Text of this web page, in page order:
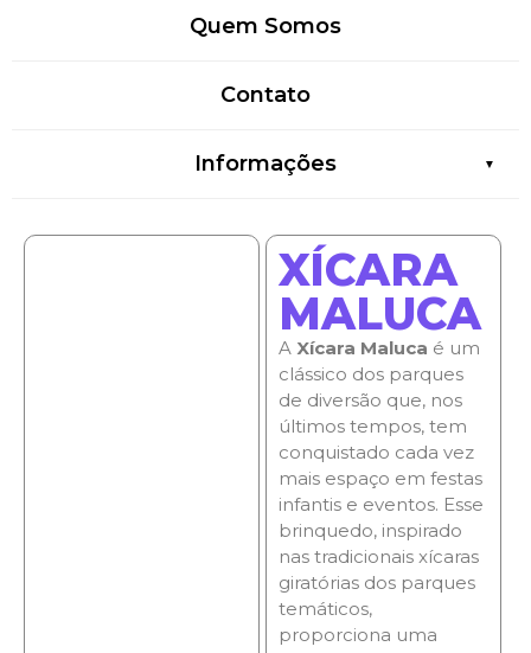
Quem Somos
Contato
Informações
XÍCARA
MALUCA
A Xícara Maluca é um
clássico dos parques
de diversão que, nos
últimos tempos, tem
conquistado cada vez
mais espaço em festas
infantis e eventos. Esse
brinquedo, inspirado
nas tradicionais xícaras
giratórias dos parques
temáticos,
proporciona uma